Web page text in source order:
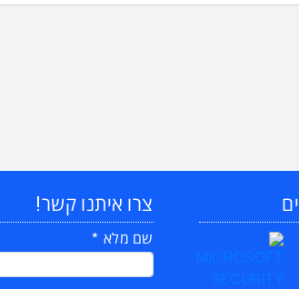
צרו איתנו קשר!
שם מלא